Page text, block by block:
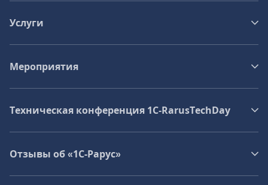
Услуги
Мероприятия
Техническая конференция 1C‑RarusTechDay
Отзывы об «1С-Рарус»